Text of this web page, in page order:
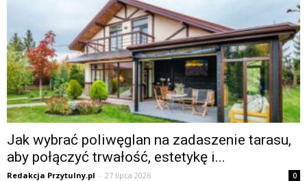
Jak wybrać poliwęglan na zadaszenie tarasu,
aby połączyć trwałość, estetykę i...
Redakcja Przytulny.pl - 27 lipca 2026 0